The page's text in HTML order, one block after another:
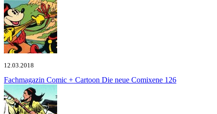
12.03.2018
Fachmagazin Comic + Cartoon Die neue Comixene 126